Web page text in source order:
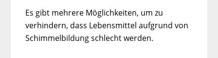
Es gibt mehrere Möglichkeiten, um zu
verhindern, dass Lebensmittel aufgrund von
Schimmelbildung schlecht werden.